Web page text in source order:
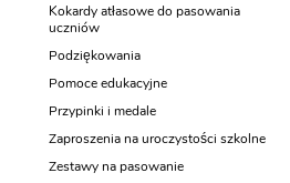
Kokardy atłasowe do pasowania
uczniów
Podziękowania
Pomoce edukacyjne
Przypinki i medale
Zaproszenia na uroczystości szkolne
Zestawy na pasowanie